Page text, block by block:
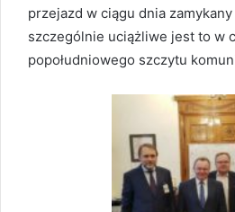
przejazd w ciągu dnia
szczególnie uciążliwe jest to w
popołudniowego szczytu